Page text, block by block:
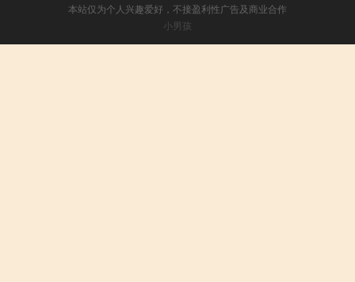
本站仅为个人兴趣爱好，不接盈利性广告及商业合作
小男孩